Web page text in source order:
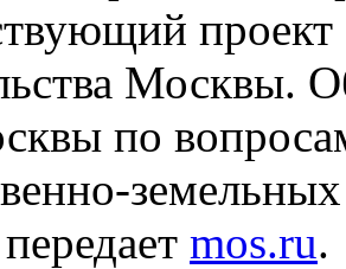
проект
Москвы.
по
mos.ru.